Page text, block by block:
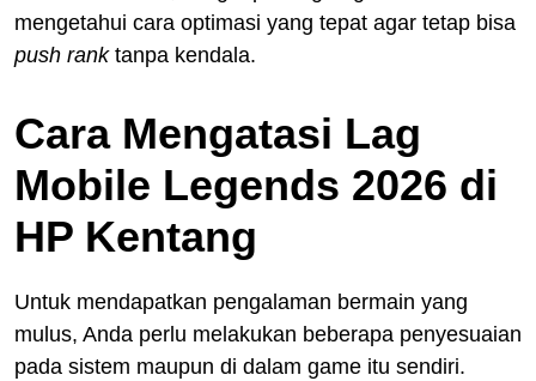
mengetahui cara optimasi yang tepat agar tetap bisa
push ranktanpa kendala.
Cara Mengatasi Lag
Mobile Legends 2026 di
HP Kentang
Untuk mendapatkan pengalaman bermain yang
mulus, Anda perlu melakukan beberapa penyesuaian
pada sistem maupun di dalam game itu sendiri.